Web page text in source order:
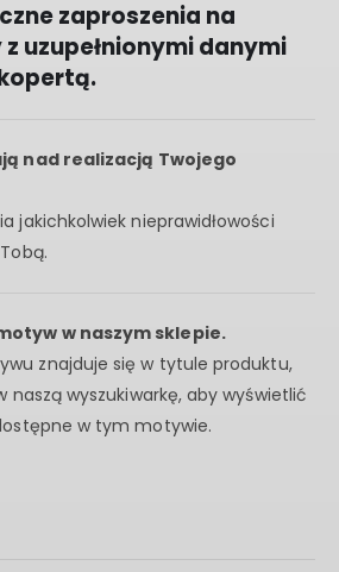
zaproszenia na
uzupełnionymi danymi
nad realizacją Twojego
jakichkolwiek nieprawidłowości
w naszym sklepie.
znajduje się w tytule produktu,
naszą wyszukiwarkę, aby wyświetlić
w tym motywie.